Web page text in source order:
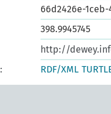
66d2426e-
398.9945745
http://
RDF/XML